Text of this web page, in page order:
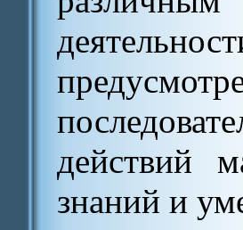
действий
знаний и